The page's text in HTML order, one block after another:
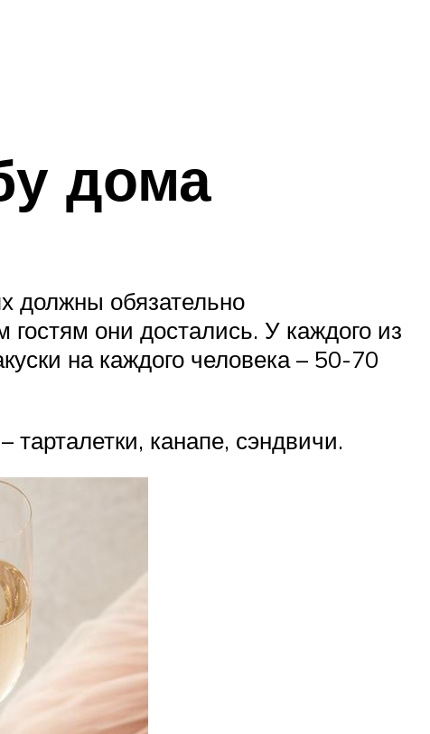
дома
должны обязательно
они достались. У каждого из
на каждого человека – 50-70
канапе, сэндвичи.